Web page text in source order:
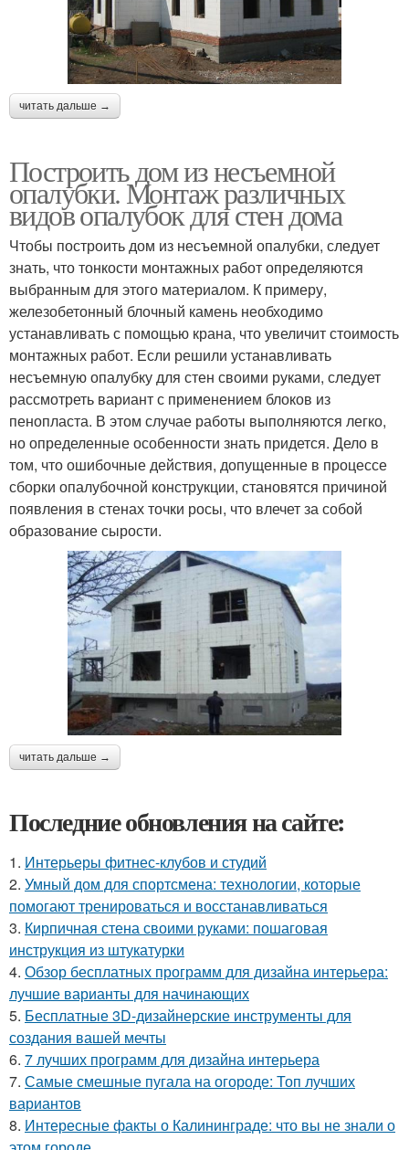
читать дальше →
Построить дом из несъемной
опалубки. Монтаж различных
видов опалубок для стен дома
Чтобы построить дом из несъемной опалубки, следует
знать, что тонкости монтажных работ определяются
выбранным для этого материалом. К примеру,
железобетонный блочный камень необходимо
устанавливать с помощью крана, что увеличит стоимость
монтажных работ. Если решили устанавливать
несъемную опалубку для стен своими руками, следует
рассмотреть вариант с применением блоков из
пенопласта. В этом случае работы выполняются легко,
но определенные особенности знать придется. Дело в
том, что ошибочные действия, допущенные в процессе
сборки опалубочной конструкции, становятся причиной
появления в стенах точки росы, что влечет за собой
образование сырости.
читать дальше →
Последние обновления на сайте:
1. Интерьеры фитнес-клубов и студий
2. Умный дом для спортсмена: технологии, которые
помогают тренироваться и восстанавливаться
3. Кирпичная стена своими руками: пошаговая
инструкция из штукатурки
4. Обзор бесплатных программ для дизайна интерьера:
лучшие варианты для начинающих
5. Бесплатные 3D-дизайнерские инструменты для
создания вашей мечты
6. 7 лучших программ для дизайна интерьера
7. Самые смешные пугала на огороде: Топ лучших
вариантов
8. Интересные факты о Калининграде: что вы не знали о